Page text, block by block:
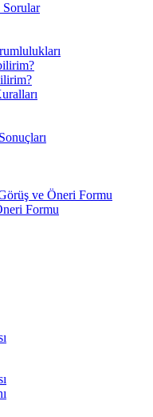
Sorular
ve Öneri Formu
Formu